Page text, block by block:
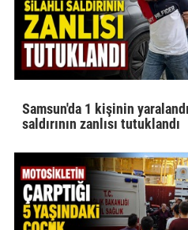
Samsun'da 1 kişinin
saldırının zanlısı tutuklandı